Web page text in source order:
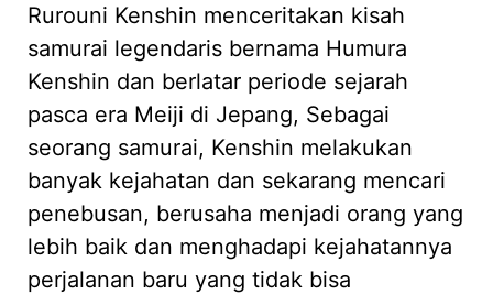
Rurouni Kenshin menceritakan kisah
samurai legendaris bernama Humura
Kenshin dan berlatar periode sejarah
pasca era Meiji di Jepang, Sebagai
seorang samurai, Kenshin melakukan
banyak kejahatan dan sekarang mencari
penebusan, berusaha menjadi orang yang
lebih baik dan menghadapi kejahatannya
perjalanan baru yang tidak bisa